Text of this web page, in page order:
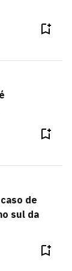
de
sul da